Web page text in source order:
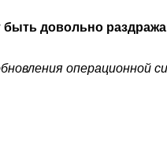
быть довольно